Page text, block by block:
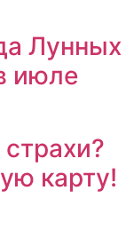
Лунных
июле
карту!